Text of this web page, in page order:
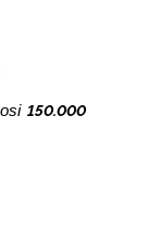
150.000